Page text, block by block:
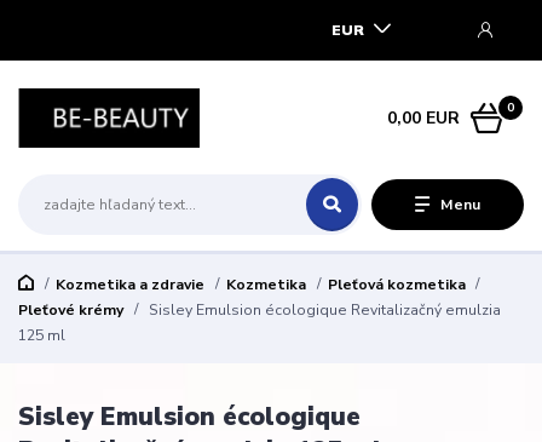
Menu
EUR
0
0,00 EUR
Kozmetika a zdravie Kozmetika
Pleťová kozmetika
Pleťové krémy
Sisley Emulsion écologique Revitalizačný emulzia
125 ml
Sisley Emulsion écologique